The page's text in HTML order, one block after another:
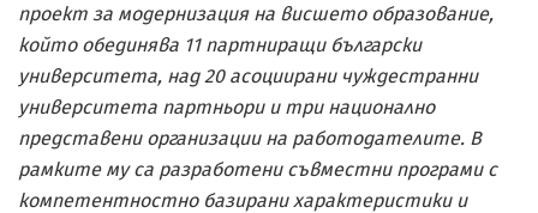
проект за модернизация на висшето образование,
който обединява 11 партниращи български
университета, над 20 асоциирани чуждестранни
университета партньори и три национално
представени организации на работодателите. В
рамките му са разработени съвместни програми с
компетентностно базирани характеристики и